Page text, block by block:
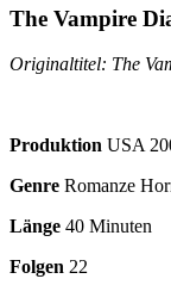
The Vampire
Originaltitel: The
Produktion USA
Genre Romanze
Länge 40 Minuten
Folgen 22